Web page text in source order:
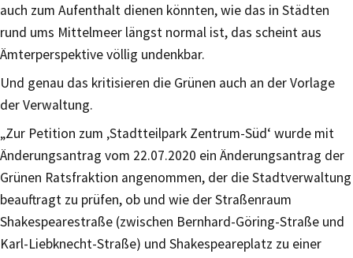
auch zum Aufenthalt dienen könnten, wie das in Städten
rund ums Mittelmeer längst normal ist, das scheint aus
Ämterperspektive völlig undenkbar.
Und genau das kritisieren die Grünen auch an der Vorlage
der Verwaltung.
„Zur Petition zum ‚Stadtteilpark Zentrum-Süd‘ wurde mit
Änderungsantrag vom 22.07.2020 ein Änderungsantrag der
Grünen Ratsfraktion angenommen, der die Stadtverwaltung
beauftragt zu prüfen, ob und wie der Straßenraum
Shakespearestraße (zwischen Bernhard-Göring-Straße und
Karl-Liebknecht-Straße) und Shakespeareplatz zu einer